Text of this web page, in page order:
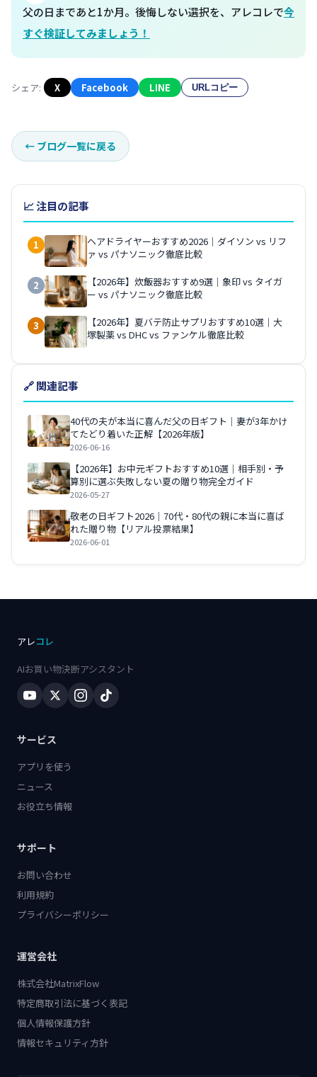
父の日まであと1か月。後悔しない選択を、アレコレで今
すぐ検証してみましょう！
シェア: X Facebook LINE URLコピー
← ブログ一覧に戻る
📈 注目の記事
1
ヘアドライヤーおすすめ2026｜ダイソン vs リフ
ァ vs パナソニック徹底比較
2
【2026年】炊飯器おすすめ9選｜象印 vs タイガ
ー vs パナソニック徹底比較
3
【2026年】夏バテ防止サプリおすすめ10選｜大
塚製薬 vs DHC vs ファンケル徹底比較
🔗 関連記事
40代の夫が本当に喜んだ父の日ギフト｜妻が3年かけ
てたどり着いた正解【2026年版】
2026-06-16
【2026年】お中元ギフトおすすめ10選｜相手別・予
算別に選ぶ失敗しない夏の贈り物完全ガイド
2026-05-27
敬老の日ギフト2026｜70代・80代の親に本当に喜ば
れた贈り物【リアル投票結果】
2026-06-01
アレコレ
AIお買い物決断アシスタント
サービス
アプリを使う
ニュース
お役立ち情報
サポート
お問い合わせ
利用規約
プライバシーポリシー
運営会社
株式会社MatrixFlow
特定商取引法に基づく表記
個人情報保護方針
情報セキュリティ方針